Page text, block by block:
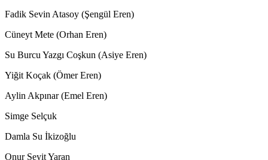
Fadik Sevin Atasoy (Şengül Eren)
Cüneyt Mete (Orhan Eren)
Su Burcu Yazgı Coşkun (Asiye Eren)
Yiğit Koçak (Ömer Eren)
Aylin Akpınar (Emel Eren)
Simge Selçuk
Damla Su İkizoğlu
Onur Seyit Yaran